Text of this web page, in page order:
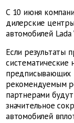
С 10 июня
дилерские
автомобилей Lada
Если результаты
систематические
предписывающих
рекомендуемым
партнерами
значительное
автомобилей